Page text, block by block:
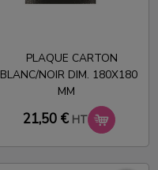
PLAQUE CARTON
BLANC/NOIR DIM. 180X180
MM
21,50 € HT